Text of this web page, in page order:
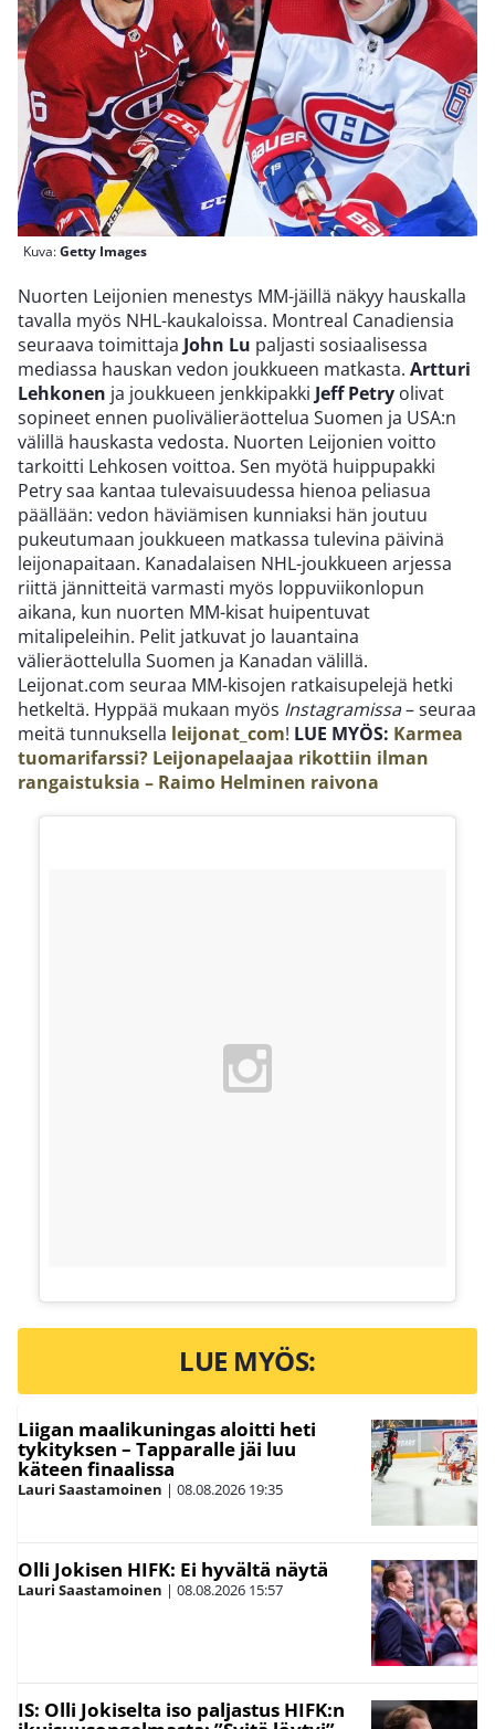
Kuva:Getty Images
Nuorten Leijonien menestys MM-jäillä näkyy hauskalla
tavalla myös NHL-kaukaloissa. Montreal Canadiensia
seuraava toimittaja John Lu paljasti sosiaalisessa
mediassa hauskan vedon joukkueen matkasta. Artturi
Lehkonen ja joukkueen jenkkipakki Jeff Petry olivat
sopineet ennen puolivälieräottelua Suomen ja USA:n
välillä hauskasta vedosta. Nuorten Leijonien voitto
tarkoitti Lehkosen voittoa. Sen myötä huippupakki
Petry saa kantaa tulevaisuudessa hienoa peliasua
päällään: vedon häviämisen kunniaksi hän joutuu
pukeutumaan joukkueen matkassa tulevina päivinä
leijonapaitaan. Kanadalaisen NHL-joukkueen arjessa
riittä jännitteitä varmasti myös loppuviikonlopun
aikana, kun nuorten MM-kisat huipentuvat
mitalipeleihin. Pelit jatkuvat jo lauantaina
välieräottelulla Suomen ja Kanadan välillä.
Leijonat.com seuraa MM-kisojen ratkaisupelejä hetki
hetkeltä. Hyppää mukaan myös Instagramissa– seuraa
meitä tunnuksella leijonat_com! LUE MYÖS: Karmea
tuomarifarssi? Leijonapelaajaa rikottiin ilman
rangaistuksia – Raimo Helminen raivona
LUE MYÖS:
Liigan maalikuningas aloitti heti
tykityksen – Tapparalle jäi luu
käteen finaalissa
Lauri Saastamoinen | 08.08.2026 19:35
Olli Jokisen HIFK: Ei hyvältä näytä
Lauri Saastamoinen | 08.08.2026 15:57
IS: Olli Jokiselta iso paljastus HIFK:n